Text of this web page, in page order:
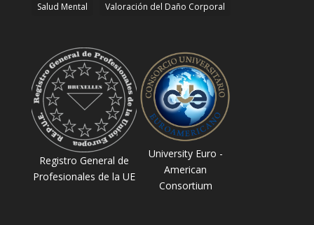
Salud Mental
Valoración del Daño Corporal
Registro General de
Profesionales de la UE
University Euro -
American
Consortium